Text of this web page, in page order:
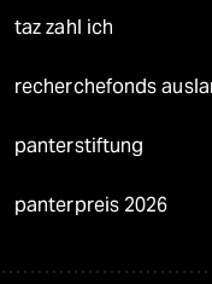
taz zahl ich
recherchefonds
panterstiftung
panterpreis 2026